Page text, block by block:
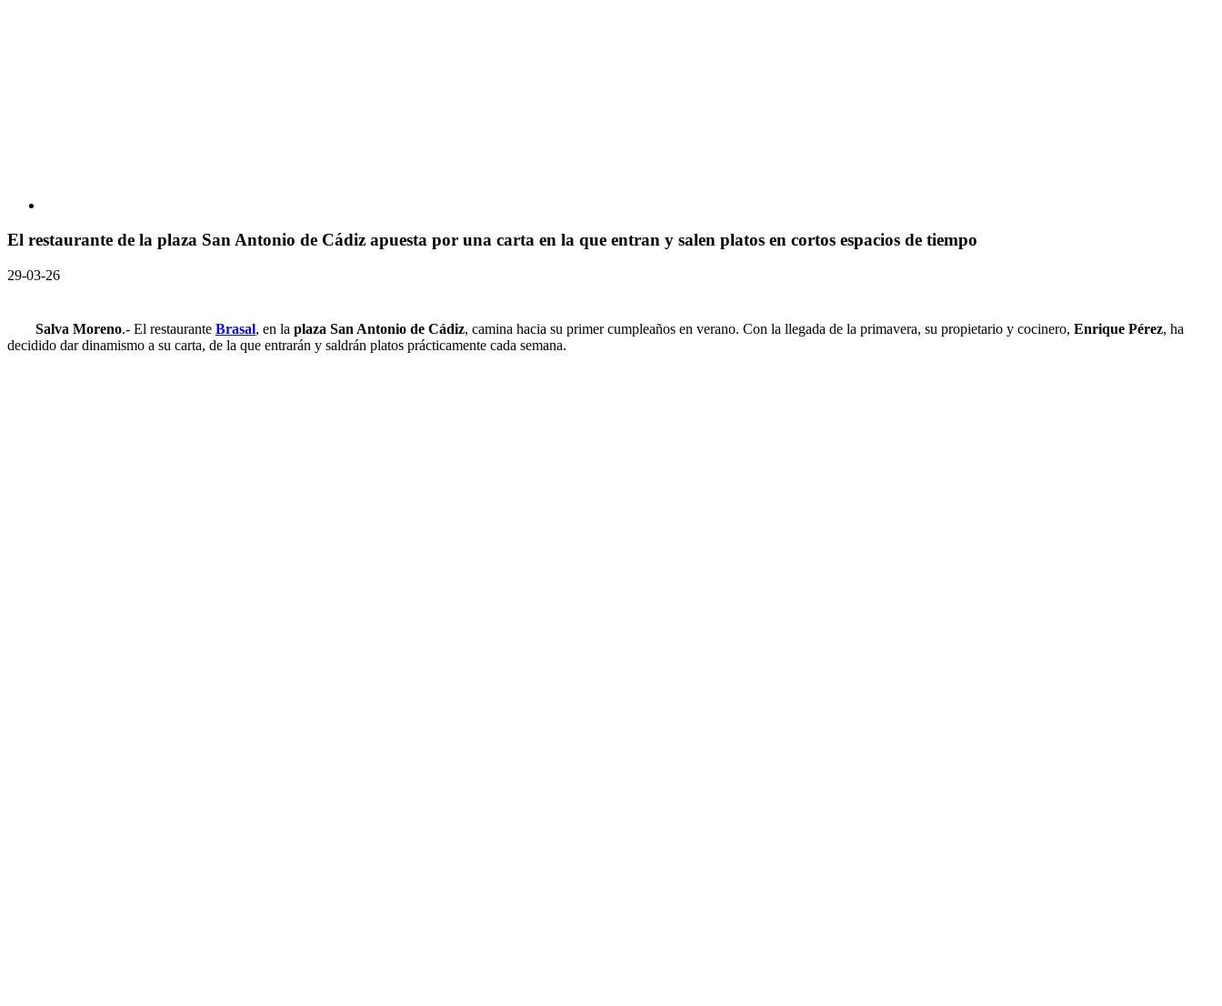
El restaurante de la plaza San Antonio de Cádiz apuesta por una carta en la que entran y salen platos en cortos espacios de tiempo
29-03-26
Salva Moreno.- El restaurante Brasal, en la plaza San Antonio de Cádiz, camina hacia su primer cumpleaños en verano. Con la llegada de la primavera, su propietario y cocinero, Enrique Pérez, ha
decidido dar dinamismo a su carta, de la que entrarán y saldrán platos prácticamente cada semana.